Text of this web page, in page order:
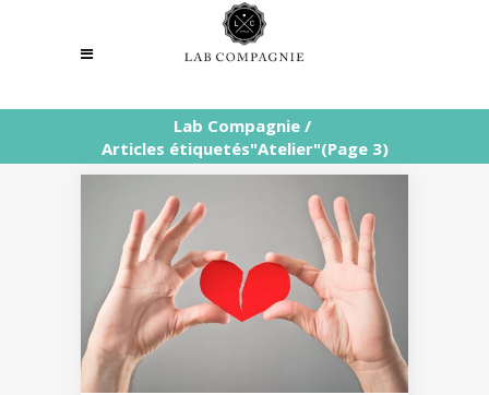
Lab Compagnie /
Articles étiquetés"Atelier"(Page 3)